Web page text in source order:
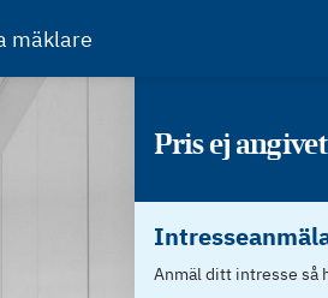
mäklare
Pris ej angivet
Anmäl ditt intresse så